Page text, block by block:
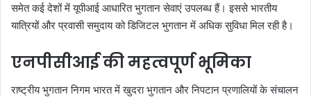
समेत कई देशों में यूपीआई आधारित भुगतान सेवाएं उपलब्ध हैं। इससे भारतीय
यात्रियों और प्रवासी समुदाय को डिजिटल भुगतान में अधिक सुविधा मिल रही है।
एनपीसीआई की महत्वपूर्ण भूमिका
राष्ट्रीय भुगतान निगम भारत में खुदरा भुगतान और निपटान प्रणालियों के संचालन